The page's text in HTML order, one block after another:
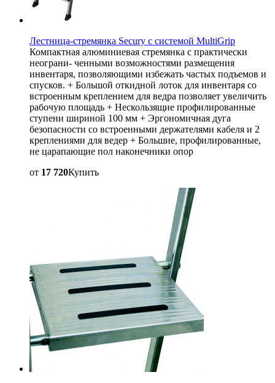
Лестница-стремянка Secury с системой MultiGrip
Компактная алюминиевая стремянка с практически
неограни- ченными возможностями размещения
инвентаря, позволяющими избежать частых подъемов и
спусков. + Большой откидной лоток для инвентаря со
встроенным креплением для ведра позволяет увеличить
рабочую площадь + Нескользящие профилированные
ступени шириной 100 мм + Эргономичная дуга
безопасности со встроенными держателями кабеля и 2
креплениями для ведер + Большие, профилированные,
не царапающие пол наконечники опор
от 17 720Купить